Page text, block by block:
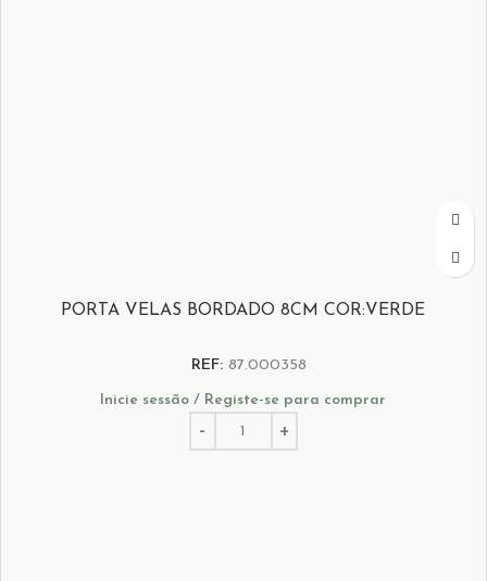
PORTA VELAS BORDADO 8CM COR:VERDE
REF: 87.000358
Inicie sessão / Registe-se para comprar